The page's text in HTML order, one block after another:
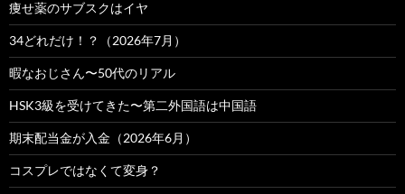
痩せ薬のサブスクはイヤ
34どれだけ！？（2026年7月）
暇なおじさん〜50代のリアル
HSK3級を受けてきた〜第二外国語は中国語
期末配当金が入金（2026年6月）
コスプレではなくて変身？